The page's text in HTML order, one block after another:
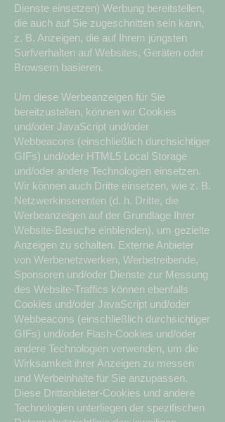
Dienste einsetzen) Werbung bereitstellen,
die auch auf Sie zugeschnitten sein kann,
z. B. Anzeigen, die auf Ihrem jüngsten
Surfverhalten auf Websites, Geräten oder
Browsern basieren.
Um diese Werbeanzeigen für Sie
bereitzustellen, können wir Cookies
und/oder JavaScript und/oder
Webbeacons (einschließlich durchsichtiger
GIFs) und/oder HTML5 Local Storage
und/oder andere Technologien einsetzen.
Wir können auch Dritte einsetzen, wie z. B.
Netzwerkinserenten (d. h. Dritte, die
Werbeanzeigen auf der Grundlage Ihrer
Website-Besuche einblenden), um gezielte
Anzeigen zu schalten. Externe Anbieter
von Werbenetzwerken, Werbetreibende,
Sponsoren und/oder Dienste zur Messung
des Website-Traffics können ebenfalls
Cookies und/oder JavaScript und/oder
Webbeacons (einschließlich durchsichtiger
GIFs) und/oder Flash-Cookies und/oder
andere Technologien verwenden, um die
Wirksamkeit ihrer Anzeigen zu messen
und Werbeinhalte für Sie anzupassen.
Diese Drittanbieter-Cookies und andere
Technologien unterliegen der spezifischen